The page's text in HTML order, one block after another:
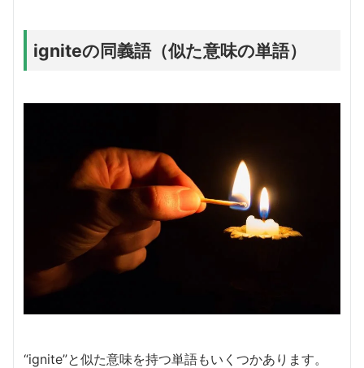
igniteの同義語（似た意味の単語）
“ignite”と似た意味を持つ単語もいくつかあります。